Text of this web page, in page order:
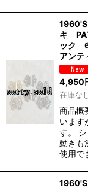
キ
ック
アン
4,950
在庫な
商品概
います
す。
動きも
使用で